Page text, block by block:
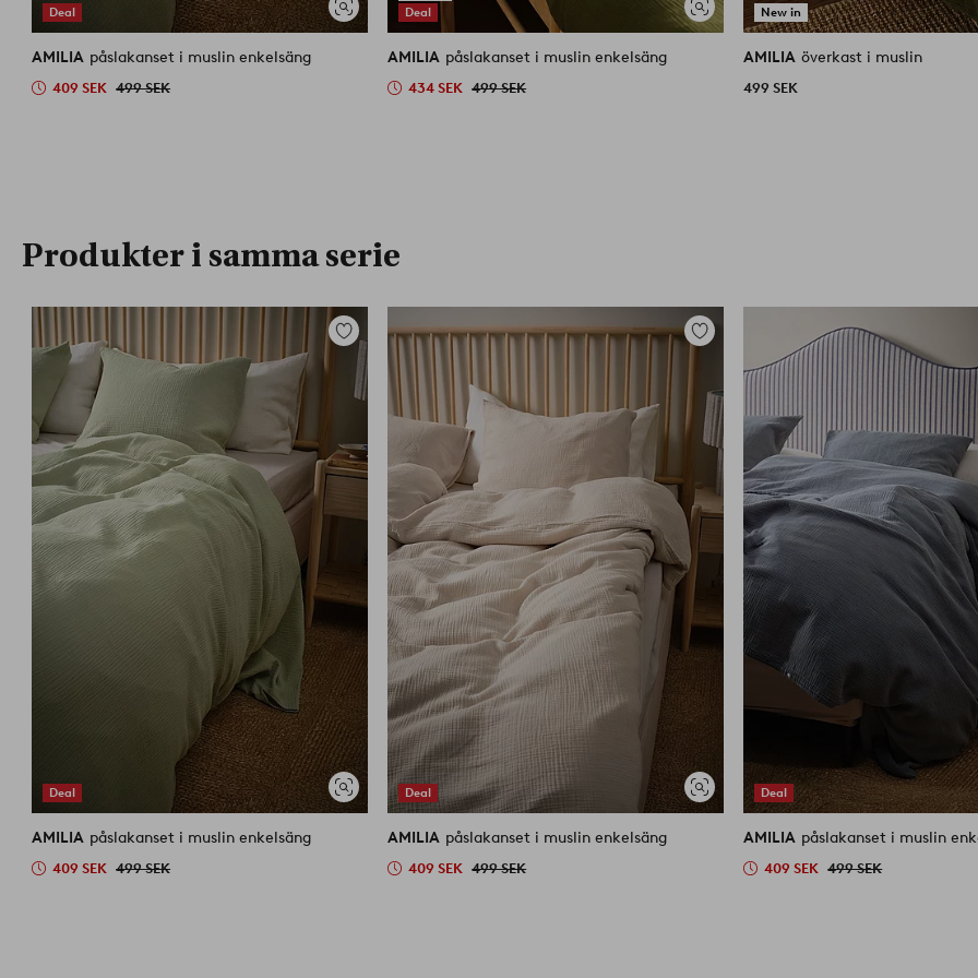
Deal
Visa
liknande
AMILIA påslakanset i muslin enkelsäng
409 SEK 499 SEK
Deal
Visa
liknande
AMILIA påslakanset i muslin enkelsäng
434 SEK 499 SEK
New in
AMILIA överkast i muslin
499 SEK
Produkter i samma serie
Deal
Visa
liknande
Lägg
favoriter
AMILIA påslakanset i muslin enkelsäng
409 SEK 499 SEK
Deal
Visa
liknande
Lägg
favoriter
AMILIA påslakanset i muslin enkelsäng
409 SEK 499 SEK
Deal
AMILIA påslakanset i muslin
409 SEK 499 SEK